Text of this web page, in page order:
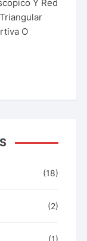
Y Red
O
(18)
(2)